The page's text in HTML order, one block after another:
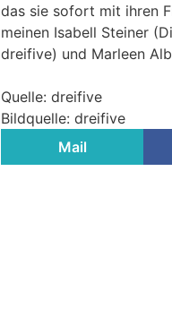
das sie sofort mit ihren
meinen Isabell Steiner
dreifive) und Marleen
Quelle: dreifive
Bildquelle: dreifive
Mail